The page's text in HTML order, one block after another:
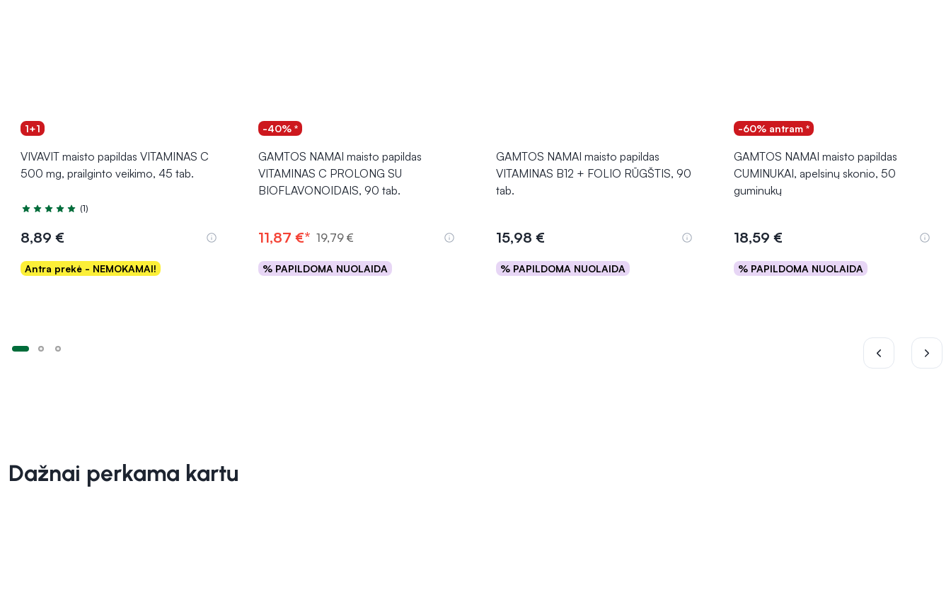
1+1
VIVAVIT maisto papildas VITAMINAS C
500 mg, prailginto veikimo, 45 tab.
Įvertinimas 5.0 iš 5
(1)
8,89 €
Antra prekė - NEMOKAMAI!
Į krepšelį
-40% *
GAMTOS NAMAI maisto papildas
VITAMINAS C PROLONG SU
BIOFLAVONOIDAIS, 90 tab.
11,87 €* 19,79 €
% PAPILDOMA NUOLAIDA
Į krepšelį
GAMTOS NAMAI maisto papildas
VITAMINAS B12 + FOLIO RŪGŠTIS, 90
tab.
15,98 €
% PAPILDOMA NUOLAIDA
Į krepšelį
-60% antram *
GAMTOS NAMAI maisto papildas
CUMINUKAI, apelsinų skonio, 50
guminukų
18,59 €
% PAPILDOMA NUOLAIDA
Į krepšelį
Dažnai perkama kartu